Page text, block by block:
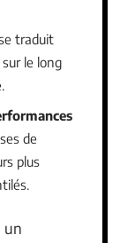
traduit
le long
de
plus
un